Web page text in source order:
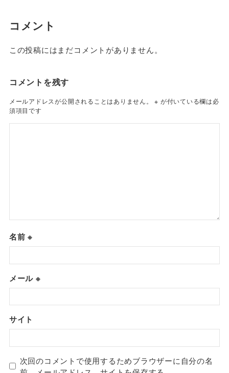
コメント
この投稿にはまだコメントがありません。
コメントを残す
メールアドレスが公開されることはありません。 ※ が付いている欄は必
須項目です
名前※
メール ※
サイト
次回のコメントで使用するためブラウザーに自分の名